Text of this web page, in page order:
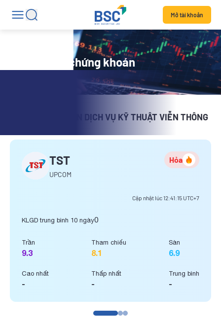
Mở tài khoản
Chi tiết mã chứng khoán
CÔNG TY CỔ PHẦN DỊCH VỤ KỸ THUẬT VIỄN THÔNG
TST
UPCOM
Hỏa
Cập nhật lúc 12:41:15 UTC+7
KLGD trung bình 10 ngày0
Trần
9.3
Cao nhất
-
Tham chiếu
8.1
Thấp nhất
-
Sàn
6.9
Trung bình
-